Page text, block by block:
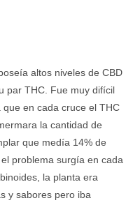
altos niveles de CBD
par THC. Fue muy difícil
en cada cruce el THC
la cantidad de
que medía 14% de
problema surgía en cada
la planta era
y sabores pero iba